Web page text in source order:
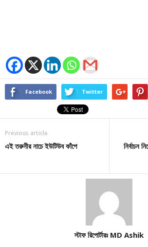
Facebook Twitter
Previous article
এই তরুনীর নাচে ইউটিউব কাঁপে
নির্বাচন
স্টাফ রিপোর্টারঃ MD Ashik